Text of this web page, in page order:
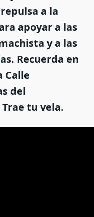
a la
apoyar a las
y a las
Recuerda en
Calle
del
tu vela.